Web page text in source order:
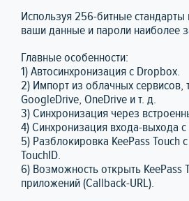
Используя 256-битные
ваши данные и пароли наиболее
Главные особенности:
1) Автосинхронизация с Dropbox.
2) Импорт из облачных сервисов,
GoogleDrive, OneDrive и т. д.
3) Синхронизация через
4) Синхронизация входа-выхода с
5) Разблокировка KeePass Touch
TouchID.
6) Возможность открыть KeePass
приложений (Callback-URL).